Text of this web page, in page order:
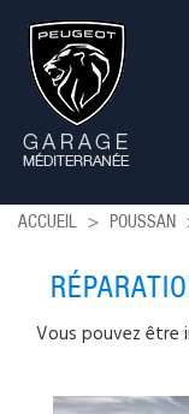
ACCUEIL POUSSAN
Vous pouvez être